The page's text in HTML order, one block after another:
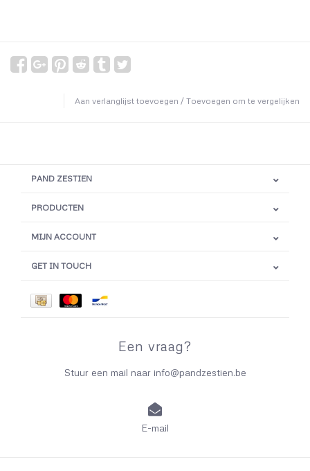
Aan verlanglijst toevoegen / Toevoegen om te vergelijken
PAND ZESTIEN
PRODUCTEN
MIJN ACCOUNT
GET IN TOUCH
Een vraag?
Stuur een mail naar info@pandzestien.be
E-mail